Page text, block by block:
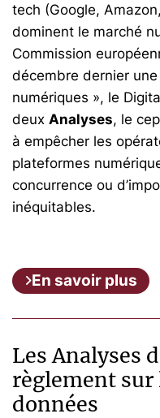
tech (Google,
dominent le marché
Commission
décembre dernier
numériques », le
deux Analyses, le
à empêcher les
plateformes
concurrence ou
inéquitables.
En savoir plus
Les Analyses
règlement sur
données